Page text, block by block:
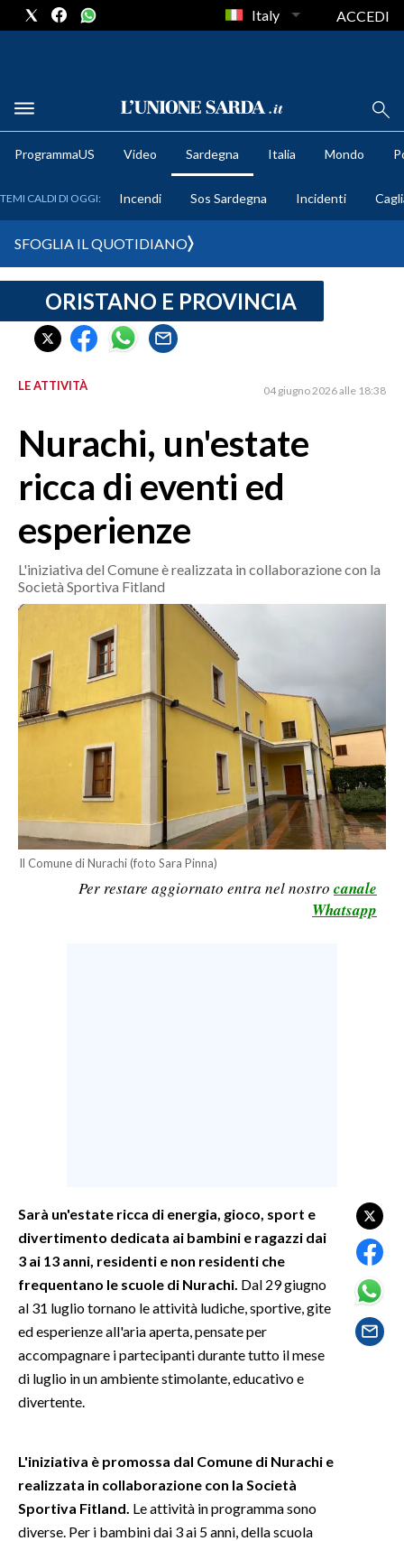
METEO
CRONACA SARDEGNA
CAGLIARI
SULCIS IGLESIENTE
ORISTANO E PROVINCIA
GALLURA
NUORO E PROVINCIA
OGLIASTRA
AGENDA
ITALIA
MONDO
POLITICA
ECONOMIA
SERVIZI ALLE IMPRESE
LAVORO
BANDI
CULTURA
GOSSIP
SALUTE
SARDEGNA TURISMO
NOTIZIE
EVENTI
#CARAUNIONE
Italy ACCEDI
ProgrammaUS Video Sardegna Italia Mondo
TEMI CALDI DI OGGI: Incendi Sos Sardegna Incidenti
SFOGLIA IL QUOTIDIANO
ORISTANO E PROVINCIA
LE ATTIVITÀ 04 giugno 2026 alle 18:38
Nurachi, un'estate
ricca di eventi ed
esperienze
L'iniziativa del Comune è realizzata in collaborazione con la
Società Sportiva Fitland
Il Comune di Nurachi (foto Sara Pinna)
Per restare aggiornato entra nel nostro canale
Whatsapp
Sarà un'estate ricca di energia, gioco, sport e
divertimento dedicata ai bambini e ragazzi dai
3 ai 13 anni, residenti e non residenti che
frequentano le scuole di Nurachi. Dal 29 giugno
al 31 luglio tornano le attività ludiche, sportive, gite
ed esperienze all'aria aperta, pensate per
accompagnare i partecipanti durante tutto il mese
di luglio in un ambiente stimolante, educativo e
divertente.
L'iniziativa è promossa dal Comune di Nurachi e
realizzata in collaborazione con la Società
Sportiva Fitland. Le attività in programma sono
diverse. Per i bambini dai 3 ai 5 anni, della scuola